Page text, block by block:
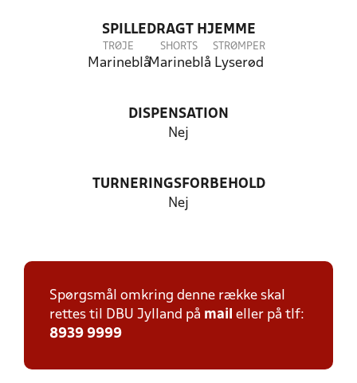
SPILLEDRAGT HJEMME
TRØJE
Marineblå
SHORTS
Marineblå
STRØMPER
Lyserød
DISPENSATION
Nej
TURNERINGSFORBEHOLD
Nej
Spørgsmål omkring denne række skal
rettes til DBU Jylland på mail eller på tlf:
8939 9999